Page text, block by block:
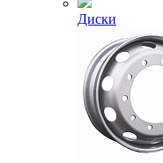
Диски